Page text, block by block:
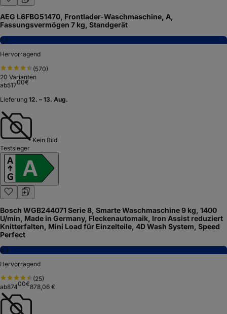
AEG L6FBG51470, Frontlader-Waschmaschine, A,
Fassungsvermögen 7 kg, Standgerät
8,6
Hervorragend
(570)
20 Varianten
ab51700€
Lieferung 12. – 13. Aug.
Kein Bild
Testsieger
Bosch WGB244071 Serie 8, Smarte Waschmaschine 9 kg, 1400
U/min, Made in Germany, Fleckenautomaik, Iron Assist reduziert
Knitterfalten, Mini Load für Einzelteile, 4D Wash System, Speed
Perfect
8,6
Hervorragend
(25)
ab87400€878,06 €